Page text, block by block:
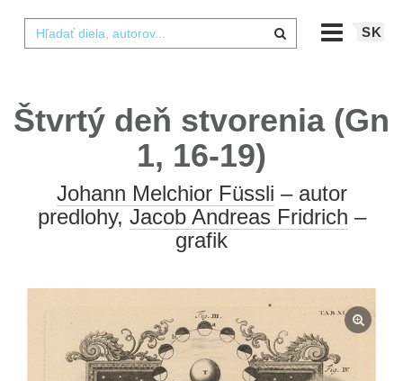
SK
Štvrtý deň stvorenia (Gn
1, 16-19)
Johann Melchior Füssli – autor
predlohy, Jacob Andreas Fridrich –
grafik